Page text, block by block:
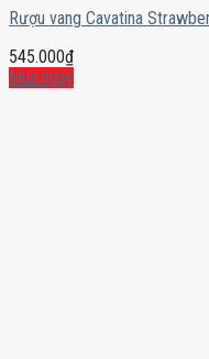
Rượu vang Cavatina
545.000₫
Mua ngay